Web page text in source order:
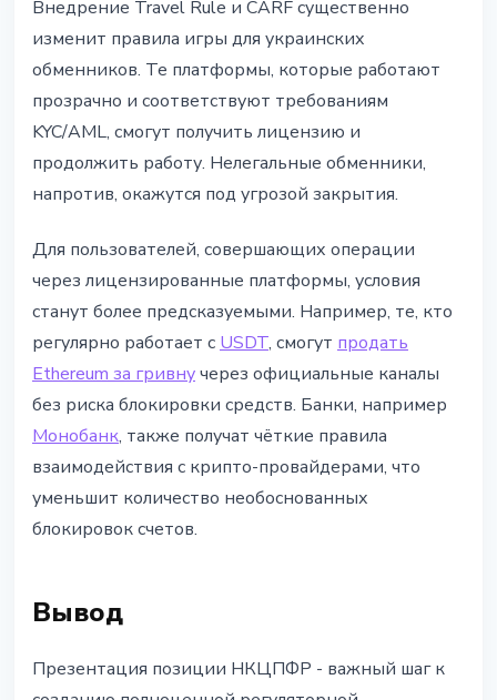
Внедрение Travel Rule и CARF существенно
изменит правила игры для украинских
обменников. Те платформы, которые работают
прозрачно и соответствуют требованиям
KYC/AML, смогут получить лицензию и
продолжить работу. Нелегальные обменники,
напротив, окажутся под угрозой закрытия.
Для пользователей, совершающих операции
через лицензированные платформы, условия
станут более предсказуемыми. Например, те, кто
регулярно работает сUSDT, смогут продать
Ethereum за гривнучерез официальные каналы
без риска блокировки средств. Банки, например
Монобанк, также получат чёткие правила
взаимодействия с крипто-провайдерами, что
уменьшит количество необоснованных
блокировок счетов.
Вывод
Презентация позиции НКЦПФР - важный шаг к